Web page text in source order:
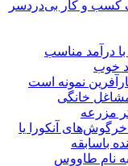
کسب و کار بی‌دردسر
درآمد مناسب
خوب
خانگی
مزرعه
آنکورا یا
باسابقه
نام طاووس